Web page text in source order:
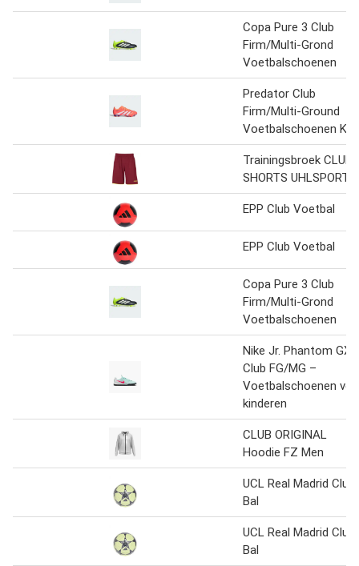
Copa Pure 3 Club
Firm/Multi-Grond
Voetbalschoenen
Predator Club
Firm/Multi-Ground
Voetbalschoenen
Trainingsbroek CLUB
SHORTS UHLSPORT
EPP Club Voetbal
EPP Club Voetbal
Copa Pure 3 Club
Firm/Multi-Grond
Voetbalschoenen
Nike Jr. Phantom GX
Club FG/MG –
Voetbalschoenen
kinderen
CLUB ORIGINAL
Hoodie FZ Men
UCL Real Madrid Club
Bal
UCL Real Madrid Club
Bal